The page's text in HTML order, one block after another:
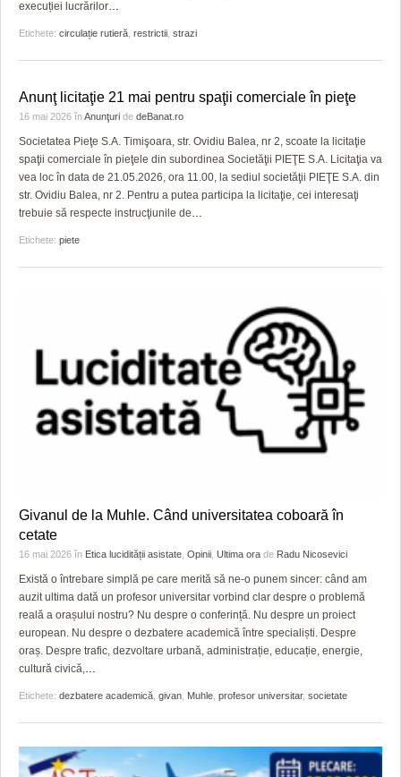
execuției lucrărilor…
Etichete: circulație rutieră restrictii strazi
Anunţ licitaţie 21 mai pentru spaţii comerciale în pieţe
16 mai 2026 înAnunţuri de deBanat.ro
Societatea Pieţe S.A. Timişoara, str. Ovidiu Balea, nr 2, scoate la licitaţie
spaţii comerciale în pieţele din subordinea Societăţii PIEŢE S.A. Licitaţia va
vea loc în data de 21.05.2026, ora 11.00, la sediul societăţii PIEŢE S.A. din
str. Ovidiu Balea, nr 2. Pentru a putea participa la licitaţie, cei interesaţi
trebuie să respecte instrucţiunile de…
Etichete: piete
Givanul de la Muhle. Când universitatea coboară în
cetate
16 mai 2026 în Etica lucidității asistate Opinii Ultima ora de Radu Nicosevici
Există o întrebare simplă pe care merită să ne-o punem sincer: când am
auzit ultima dată un profesor universitar vorbind clar despre o problemă
reală a orașului nostru? Nu despre o conferință. Nu despre un proiect
european. Nu despre o dezbatere academică între specialiști. Despre
oraș. Despre trafic, dezvoltare urbană, administrație, educație, energie,
cultură civică,
Etichete: dezbatere academică givan Muhle profesor universitar, societate